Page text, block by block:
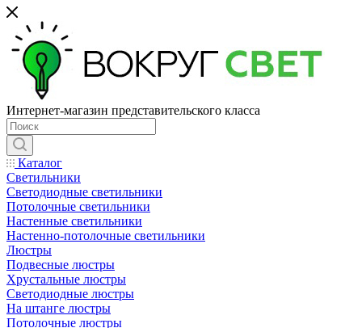
Интернет-магазин представительского класса
Каталог
Светильники
Светодиодные светильники
Потолочные светильники
Настенные светильники
Настенно-потолочные светильники
Люстры
Подвесные люстры
Хрустальные люстры
Светодиодные люстры
На штанге люстры
Потолочные люстры